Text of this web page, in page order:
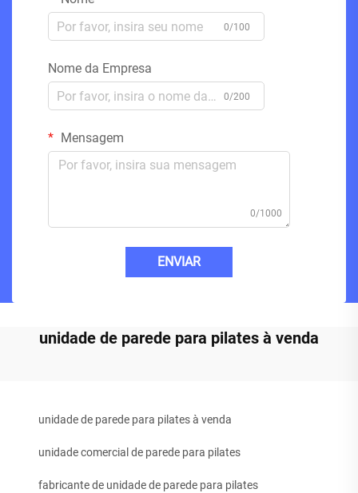
0/100
Nome da Empresa
0/200
Mensagem
0/1000
ENVIAR
unidade de parede para pilates à venda
unidade de parede para pilates à venda
unidade comercial de parede para pilates
fabricante de unidade de parede para pilates